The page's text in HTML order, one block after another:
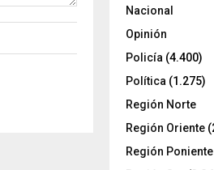
Nacional
Opinión
Policía (4.400)
Política (1.275)
Región Norte
Región Oriente
Región Poniente